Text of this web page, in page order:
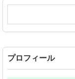
プロフィール